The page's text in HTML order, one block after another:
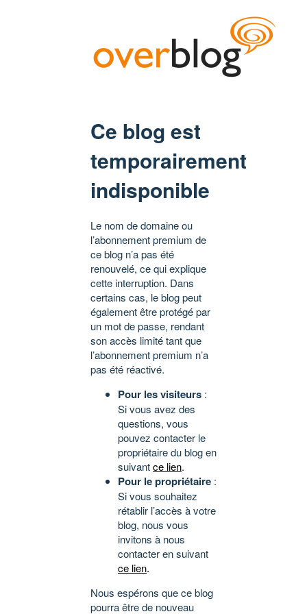
Ce blog est
temporairement
indisponible
Le nom de domaine ou
l’abonnement premium de
ce blog n’a pas été
renouvelé, ce qui explique
cette interruption. Dans
certains cas, le blog peut
également être protégé par
un mot de passe, rendant
son accès limité tant que
l’abonnement premium n’a
pas été réactivé.
Pour les visiteurs :
Si vous avez des
questions, vous
pouvez contacter le
propriétaire du blog en
suivantce lien.
Pour le propriétaire :
Si vous souhaitez
rétablir l’accès à votre
blog, nous vous
invitons à nous
contacter en suivant
ce lien.
Nous espérons que ce blog
pourra être de nouveau